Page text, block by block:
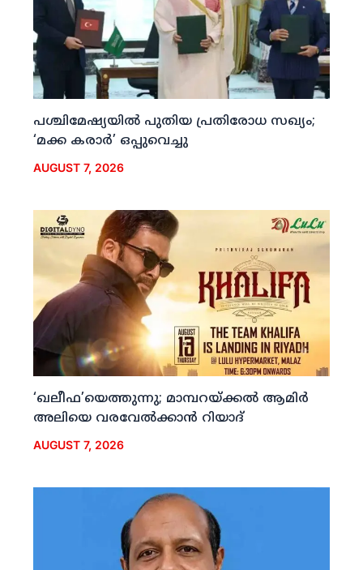
പശ്ചിമേഷ്യയില്‍ പുതിയ പ്രതിരോധ സഖ്യം;
‘മക്ക കരാര്‍’ ഒപ്പുവെച്ചു
AUGUST 7, 2026
‘ഖലീഫ’യെത്തുന്നു; മാമ്പറയ്ക്കല്‍ ആമിര്‍
അലിയെ വരവേല്‍ക്കാന്‍ റിയാദ്
AUGUST 7, 2026